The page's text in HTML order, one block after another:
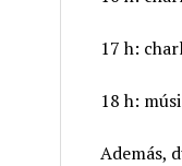
17 h:
18 h:
Además,